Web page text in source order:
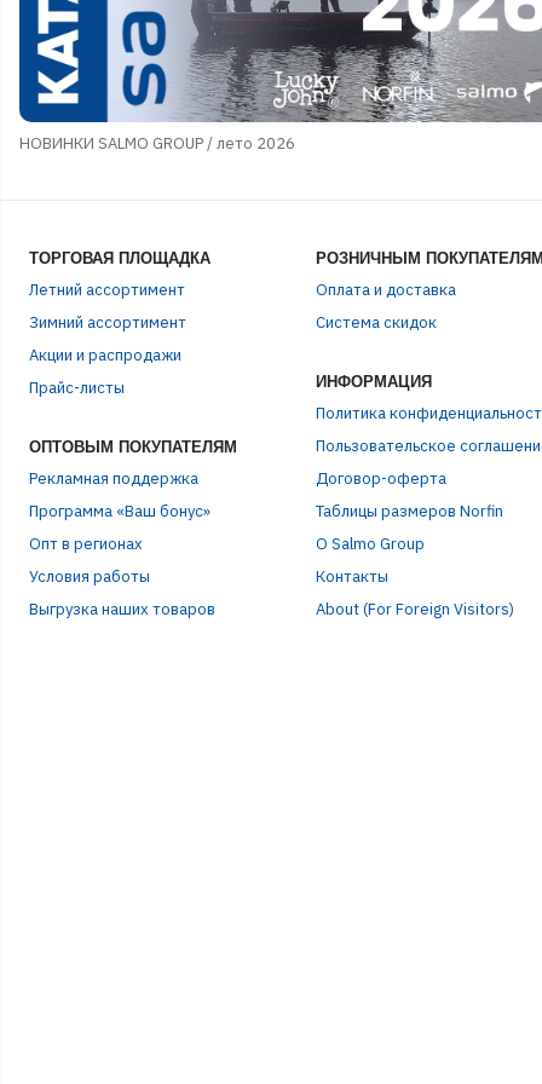
НОВИНКИ SALMO GROUP / лето 2026
ТОРГОВАЯ ПЛОЩАДКА
Летний ассортимент
Зимний ассортимент
Акции и распродажи
Прайс-листы
ОПТОВЫМ ПОКУПАТЕЛЯМ
Рекламная поддержка
Программа «Ваш бонус»
Опт в регионах
Условия работы
Выгрузка наших товаров
РОЗНИЧНЫМ
Оплата и доставка
Система скидок
ИНФОРМАЦИЯ
Политика
Пользовательское
Договор-оферта
Таблицы размеров Norfin
О Salmo Group
Контакты
About (For Foreign Visitors)